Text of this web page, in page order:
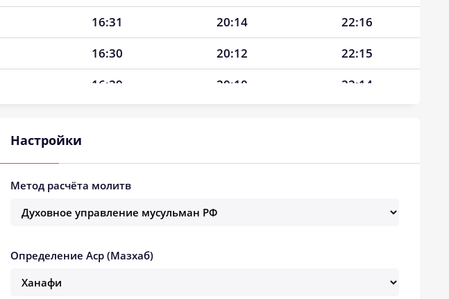
16:31 20:14
22:16
16:30 20:12
22:15
16:29 20:10
22:14
16:25 20:01
Настройки
Метод расчёта молитв
Определение Аср (Мазхаб)